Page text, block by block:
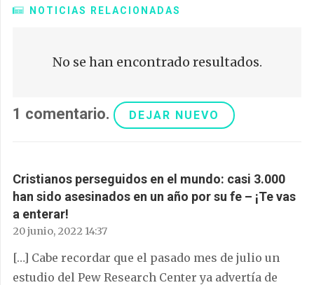
NOTICIAS RELACIONADAS
No se han encontrado resultados.
1 comentario. DEJAR NUEVO
Cristianos perseguidos en el mundo: casi 3.000
han sido asesinados en un año por su fe – ¡Te vas
a enterar!
20 junio, 2022 14:37
[…] Cabe recordar que el pasado mes de julio un
estudio del Pew Research Center ya advertía de